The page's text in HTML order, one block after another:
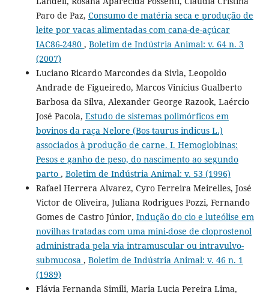
Paro de Paz, Consumo de matéria seca e produção de
leite por vacas alimentadas com cana-de-açúcar
IAC86-2480 , Boletim de Indústria Animal: v. 64 n. 3
(2007)
Luciano Ricardo Marcondes da Sivla, Leopoldo
Andrade de Figueiredo, Marcos Vinícius Gualberto
Barbosa da Silva, Alexander George Razook, Laércio
José Pacola, Estudo de sistemas polimórficos em
bovinos da raça Nelore (Bos taurus indicus L.)
associados à produção de carne. I. Hemoglobinas:
Pesos e ganho de peso, do nascimento ao segundo
parto , Boletim de Indústria Animal: v. 53 (1996)
Rafael Herrera Alvarez, Cyro Ferreira Meirelles, José
Victor de Oliveira, Juliana Rodrigues Pozzi, Fernando
Gomes de Castro Júnior, Indução do cio e luteólise em
novilhas tratadas com uma mini-dose de cloprostenol
administrada pela via intramuscular ou intravulvo-
submucosa , Boletim de Indústria Animal: v. 46 n. 1
(1989)
Flávia Fernanda Simili, Maria Lucia Pereira Lima,